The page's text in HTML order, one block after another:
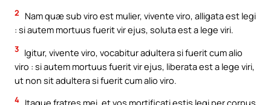
2
Nam quæ sub viro est mulier, vivente viro, alligata est legi
: si autem mortuus fuerit vir ejus, soluta est a lege viri.
3 Igitur, vivente viro, vocabitur adultera si fuerit cum alio
viro : si autem mortuus fuerit vir ejus, liberata est a lege viri,
ut non sit adultera si fuerit cum alio viro.
4